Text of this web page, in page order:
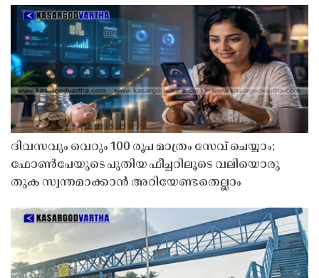
ദിവസവും വെറും 100 രൂപ മാത്രം സേവ് ചെയ്യാം;
ഫോൺപേയുടെ പുതിയ ഫീച്ചറിലൂടെ വലിയൊരു
തുക സ്വന്തമാക്കാൻ അറിയേണ്ടതെല്ലാം